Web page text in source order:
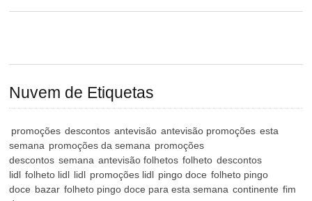
Nuvem de Etiquetas
promoções descontos antevisão antevisão promoções esta
semana promoções da semana promoções
descontos semana antevisão folhetos folheto descontos
lidl folheto lidl lidl promoções lidl pingo doce folheto pingo
doce bazar folheto pingo doce para esta semana continente fim